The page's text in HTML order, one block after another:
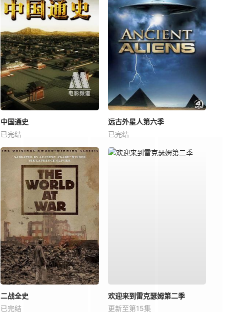
中国通史
已完结
远古外星人第六季
已完结
二战全史
已完结
欢迎来到雷克瑟姆第二季
更新至第15集